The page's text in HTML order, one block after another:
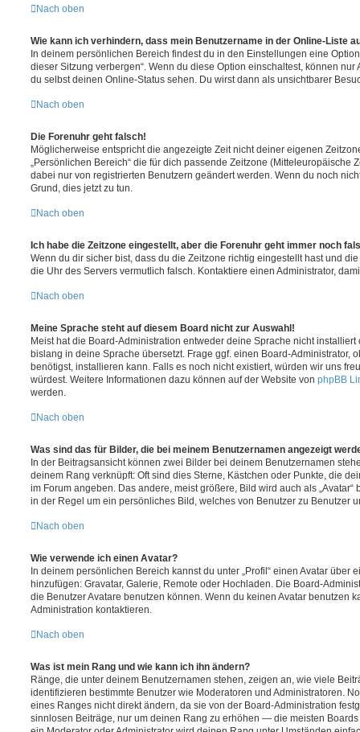
Nach oben
Wie kann ich verhindern, dass mein Benutzername in der Online-Liste
In deinem persönlichen Bereich findest du in den Einstellungen eine
dieser Sitzung verbergen“. Wenn du diese Option einschaltest, können
du selbst deinen Online-Status sehen. Du wirst dann als unsichtbarer
Nach oben
Die Forenuhr geht falsch!
Möglicherweise entspricht die angezeigte Zeit nicht deiner eigenen
„Persönlichen Bereich“ die für dich passende Zeitzone (Mitteleuropäische
dabei nur von registrierten Benutzern geändert werden. Wenn du noch
Grund, dies jetzt zu tun.
Nach oben
Ich habe die Zeitzone eingestellt, aber die Forenuhr geht immer noch
Wenn du dir sicher bist, dass du die Zeitzone richtig eingestellt hast und
die Uhr des Servers vermutlich falsch. Kontaktiere einen Administrator,
Nach oben
Meine Sprache steht auf diesem Board nicht zur Auswahl!
Meist hat die Board-Administration entweder deine Sprache nicht
bislang in deine Sprache übersetzt. Frage ggf. einen Board-Administrator,
benötigst, installieren kann. Falls es noch nicht existiert, würden wir uns
würdest. Weitere Informationen dazu können auf der Website von phpBB
werden.
Nach oben
Was sind das für Bilder, die bei meinem Benutzernamen angezeigt
In der Beitragsansicht können zwei Bilder bei deinem Benutzernamen
deinem Rang verknüpft: Oft sind dies Sterne, Kästchen oder Punkte, die
im Forum angeben. Das andere, meist größere, Bild wird auch als
in der Regel um ein persönliches Bild, welches von Benutzer zu Benutzer
Nach oben
Wie verwende ich einen Avatar?
In deinem persönlichen Bereich kannst du unter „Profil“ einen Avatar über
hinzufügen: Gravatar, Galerie, Remote oder Hochladen. Die Board-
die Benutzer Avatare benutzen können. Wenn du keinen Avatar benutzen
Administration kontaktieren.
Nach oben
Was ist mein Rang und wie kann ich ihn ändern?
Ränge, die unter deinem Benutzernamen stehen, zeigen an, wie viele
identifizieren bestimmte Benutzer wie Moderatoren und Administratoren.
eines Ranges nicht direkt ändern, da sie von der Board-Administration
sinnlosen Beiträge, nur um deinen Rang zu erhöhen — die meisten